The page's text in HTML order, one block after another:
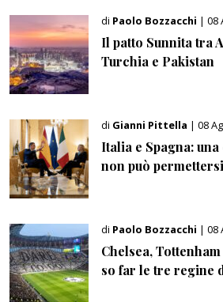
di Paolo Bozzacchi | 08
Il patto Sunnita tra
Turchia e Pakistan
di Gianni Pittella | 08
Italia e Spagna:
non può permettersi
di Paolo Bozzacchi | 08
Chelsea,
so far le tre regine